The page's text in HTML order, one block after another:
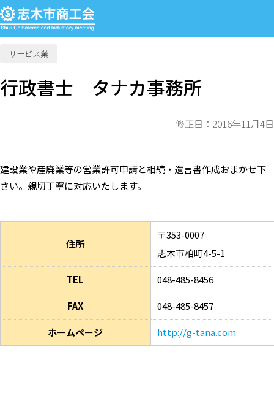
サービス業
行政書士 タナカ事務所
修正日：2016年11月4日
建設業や産廃業等の営業許可申請と相続・遺言書作成おまかせ下
さい。親切丁寧に対応いたします。
住所
〒353-0007
志木市柏町4-5-1
TEL 048-485-8456
FAX 048-485-8457
ホームページ http://g-tana.com